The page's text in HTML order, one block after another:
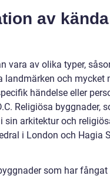
av kända
vara av olika typer,
landmärken och mycket
händelse eller
Religiösa byggnader,
sin arkitektur och
i London och Hagia
som har fångat